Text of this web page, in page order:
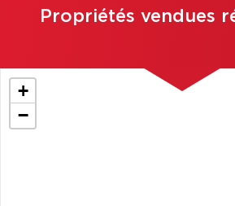
Propriétés vendues
+
−